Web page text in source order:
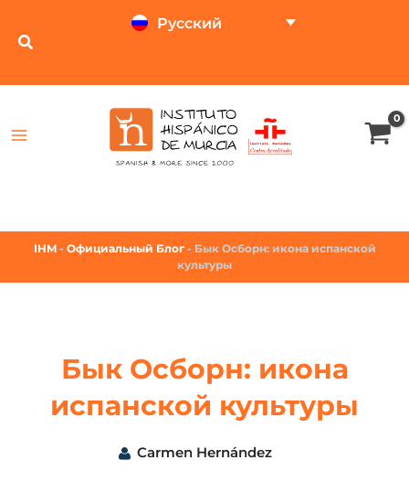
Русский
IHM - Официальный Блог - Бык Осборн: икона испанской
культуры
Бык Осборн: икона
испанской культуры
Carmen Hernández